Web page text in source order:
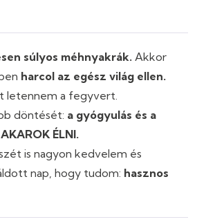
súlyos méhnyakrák. Akkor
harcol az egész világ ellen.
letennem a fegyvert.
döntését: a gyógyulás és a
ÉLNI.
is nagyon kedvelem és
nap, hogy tudom: hasznos